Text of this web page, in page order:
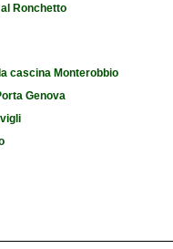
Ronchetto
cascina Monterobbio
Genova